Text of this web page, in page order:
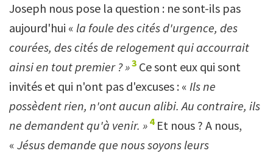
Joseph nous pose la question : ne sont-ils pas
aujourd'hui « la foule des cités d'urgence, des
courées, des cités de relogement qui accourrait
ainsi en tout premier ? »3 Ce sont eux qui sont
invités et qui n'ont pas d'excuses : « Ils ne
possèdent rien, n'ont aucun alibi. Au contraire, ils
ne demandent qu'à venir. » 4Et nous ? A nous,
« Jésus demande que nous soyons leurs